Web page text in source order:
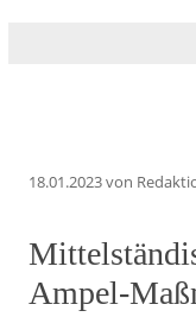
18.01.2023von
Ampel-